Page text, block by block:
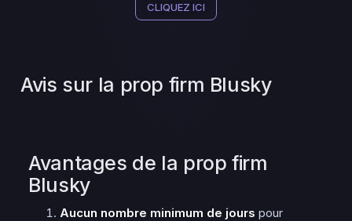
CLIQUEZ ICI
Avis sur la prop firm Blusky
Avantages de la prop firm
Blusky
Aucun nombre minimum de jours pour